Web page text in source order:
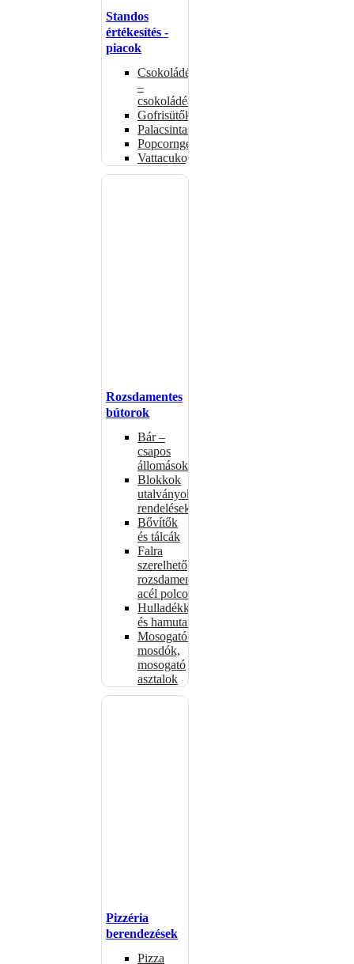
Standos
értékesítés -
piacok
Csokoládémelegítők
–
csokoládéadagolók
Gofrisütők
Palacsintasütők
Popcorngépek
Vattacukorgép
Rozsdamentes
bútorok
Bár –
csapos
állomások
Blokkok
utalványokhoz,
rendelésekhez
Bővítők
és tálcák
Falra
szerelhető
rozsdamentes
acél polcok
Hulladékkosarak
és hamutartók
Mosogatók,
mosdók,
mosogató
asztalok
Pizzéria
berendezések
Pizza